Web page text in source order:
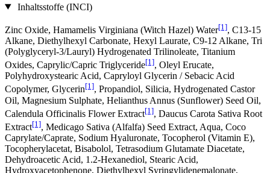
Inhaltsstoffe (INCI)
Zinc Oxide, Hamamelis Virginiana (Witch Hazel) Water[1], C13‐15
Alkane, Diethylhexyl Carbonate, Hexyl Laurate, C9-12 Alkane, Tri
(Polyglyceryl-3/Lauryl) Hydrogenated Trilinoleate, Titanium
Oxides, Caprylic/Capric Triglyceride[1], Oleyl Erucate,
Polyhydroxystearic Acid, Capryloyl Glycerin / Sebacic Acid
Copolymer, Glycerin[1], Propandiol, Silicia, Hydrogenated Castor
Oil, Magnesium Sulphate, Helianthus Annus (Sunflower) Seed Oil,
Calendula Officinalis Flower Extract[1], Daucus Carota Sativa Root
Extract[1], Medicago Sativa (Alfalfa) Seed Extract, Aqua, Coco
Caprylate/Caprate, Sodium Hyaluronate, Tocopherol (Vitamin E),
Tocopherylacetat, Bisabolol, Tetrasodium Glutamate Diacetate,
Dehydroacetic Acid, 1.2-Hexanediol, Stearic Acid,
Hydroxyacetophenone, Diethylhexyl Syringylidenemalonate,